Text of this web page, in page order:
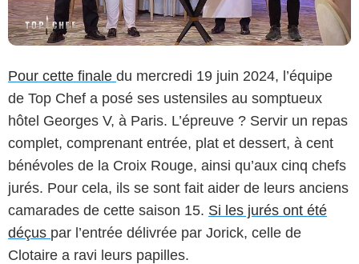
Pour cette finale du mercredi 19 juin 2024, l’équipe
de Top Chef a posé ses ustensiles au somptueux
hôtel Georges V, à Paris. L’épreuve ? Servir un repas
complet, comprenant entrée, plat et dessert, à cent
bénévoles de la Croix Rouge, ainsi qu’aux cinq chefs
jurés. Pour cela, ils se sont fait aider de leurs anciens
camarades de cette saison 15. Si les jurés ont été
déçus par l’entrée délivrée par Jorick, celle de
Clotaire a ravi leurs papilles.